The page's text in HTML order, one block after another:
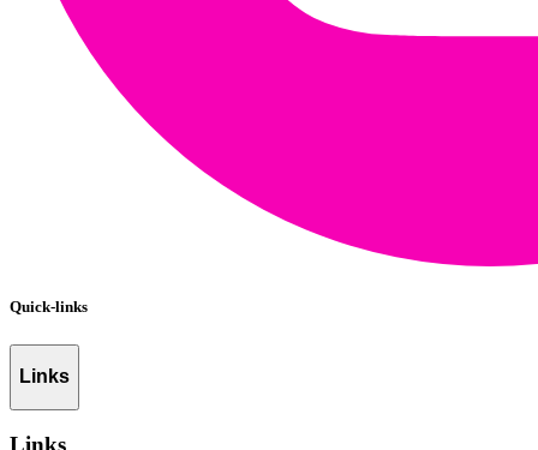
Quick-links
Links